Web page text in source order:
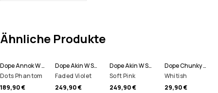
Ähnliche Produkte
Dope Annok W Snowboardjacke Damen
Dots Phantom
189,90 €
Dope Akin W Snowboardjacke Damen
Faded Violet
249,90 €
Dope Akin W Snowboardjacke Damen
Soft Pink
249,90 €
Dope Chunky Mütze
Whitish
29,90 €